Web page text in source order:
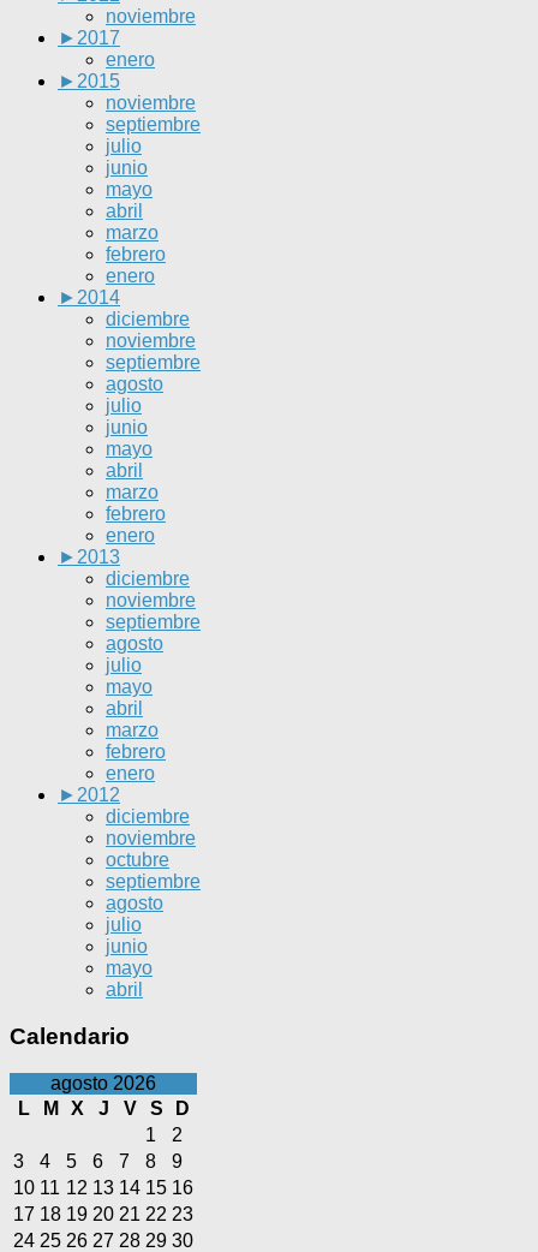
noviembre
► 2017
enero
► 2015
noviembre
septiembre
julio
junio
mayo
abril
marzo
febrero
enero
► 2014
diciembre
noviembre
septiembre
agosto
julio
junio
mayo
abril
marzo
febrero
enero
► 2013
diciembre
noviembre
septiembre
agosto
julio
mayo
abril
marzo
febrero
enero
► 2012
diciembre
noviembre
octubre
septiembre
agosto
julio
junio
mayo
abril
Calendario
agosto 2026
L
M X J V S
D
1
2
3
4 5 6 7 8
9
10 11 12 13 14 15 16
17 18 19 20 21 22 23
24 25 26 27 28 29 30